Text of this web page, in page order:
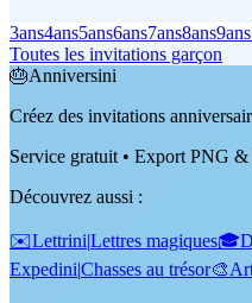
3ans4ans5ans6ans7ans8ans9ans
Toutes les invitations garçon
🎂Anniversini
Créez des invitations
Service gratuit • Export PNG
Découvrez aussi :
✉️Lettrini|Lettres magiques🎓
Expedini|Chasses au trésor🎨